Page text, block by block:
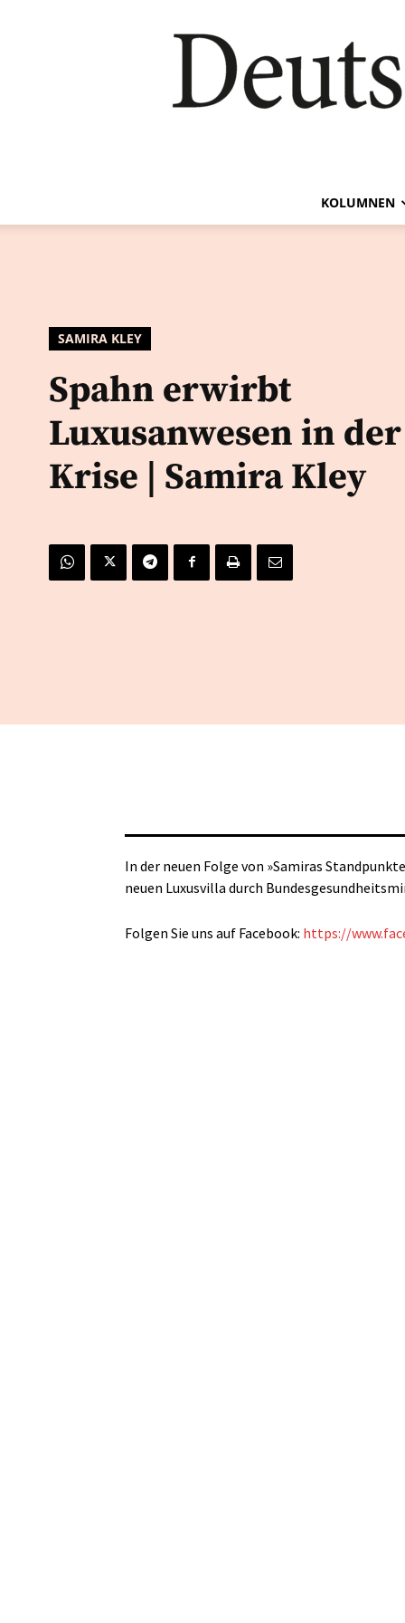
KOLUMNEN
SAMIRA KLEY
Spahn erwirbt
Luxusanwesen in der
Krise | Samira Kley
In der neuen Folge von »Samiras
neuen Luxusvilla durch
Folgen Sie uns auf Facebook: https://